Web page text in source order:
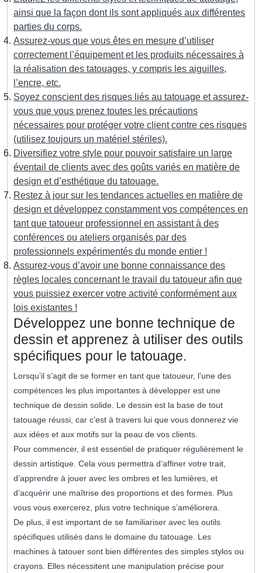
ainsi que la façon dont ils sont appliqués aux différentes
parties du corps.
Assurez-vous que vous êtes en mesure d’utiliser
correctement l’équipement et les produits nécessaires à
la réalisation des tatouages, y compris les aiguilles,
l’encre, etc.
Soyez conscient des risques liés au tatouage et assurez-
vous que vous prenez toutes les précautions
nécessaires pour protéger votre client contre ces risques
(utilisez toujours un matériel stériles).
Diversifiez votre style pour pouvoir satisfaire un large
éventail de clients avec des goûts variés en matière de
design et d’esthétique du tatouage.
Restez à jour sur les tendances actuelles en matière de
design et développez constamment vos compétences en
tant que tatoueur professionnel en assistant à des
conférences ou ateliers organisés par des
professionnels expérimentés du monde entier !
Assurez-vous d’avoir une bonne connaissance des
règles locales concernant le travail du tatoueur afin que
vous puissiez exercer votre activité conformément aux
lois existantes !
Développez une bonne technique de
dessin et apprenez à utiliser des outils
spécifiques pour le tatouage.
Lorsqu’il s’agit de se former en tant que tatoueur, l’une des
compétences les plus importantes à développer est une
technique de dessin solide. Le dessin est la base de tout
tatouage réussi, car c’est à travers lui que vous donnerez vie
aux idées et aux motifs sur la peau de vos clients.
Pour commencer, il est essentiel de pratiquer régulièrement le
dessin artistique. Cela vous permettra d’affiner votre trait,
d’apprendre à jouer avec les ombres et les lumières, et
d’acquérir une maîtrise des proportions et des formes. Plus
vous vous exercerez, plus votre technique s’améliorera.
De plus, il est important de se familiariser avec les outils
spécifiques utilisés dans le domaine du tatouage. Les
machines à tatouer sont bien différentes des simples stylos ou
crayons. Elles nécessitent une manipulation précise pour